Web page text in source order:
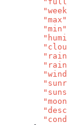
        "max"
        "min"